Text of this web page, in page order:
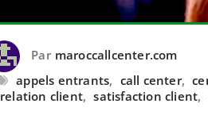
Par maroccallcenter.com
appels entrants, call center,
relation client, satisfaction client,